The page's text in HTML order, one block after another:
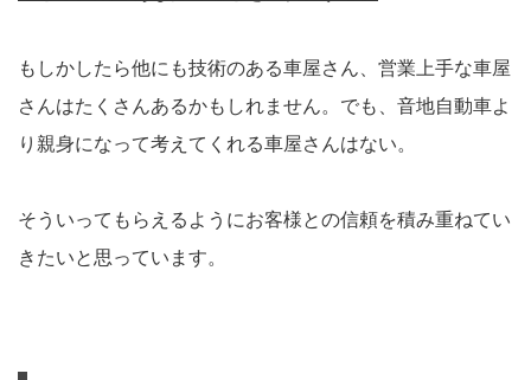
もしかしたら他にも技術のある車屋さん、営業上手な車屋
さんはたくさんあるかもしれません。でも、音地自動車よ
り親身になって考えてくれる車屋さんはない。
そういってもらえるようにお客様との信頼を積み重ねてい
きたいと思っています。